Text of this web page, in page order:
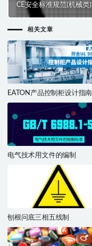
CE安全标准规范(机械类)
相关文章
EATON产品控制柜设计指南
电气技术用文件的编制
刨根问底三相五线制